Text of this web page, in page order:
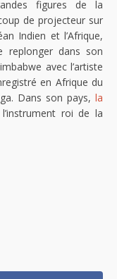
figures de la
de projecteur sur
Indien et l’Afrique,
replonger dans son
avec l’artiste
en Afrique du
Dans son pays, la
roi de la